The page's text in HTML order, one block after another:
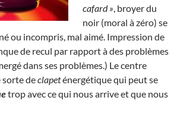
cafard » , broyer du
noir (moral à zéro) se
ou incompris, mal aimé. Impression de
de recul par rapport à des problèmes
dans ses problèmes.) Le centre
sorte declapeténergétique qui peut se
trop avec ce qui nous arrive et que nous